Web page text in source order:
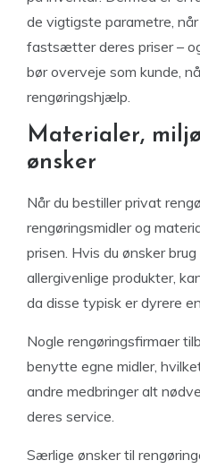
de vigtigste parametre,
fastsætter deres priser –
bør overveje som kunde,
rengøringshjælp.
Materialer,
ønsker
Når du bestiller privat
rengøringsmidler og
prisen. Hvis du ønsker
allergivenlige produkter,
da disse typisk er dyrere
Nogle rengøringsfirmaer
benytte egne midler,
andre medbringer alt
deres service.
Særlige ønsker til